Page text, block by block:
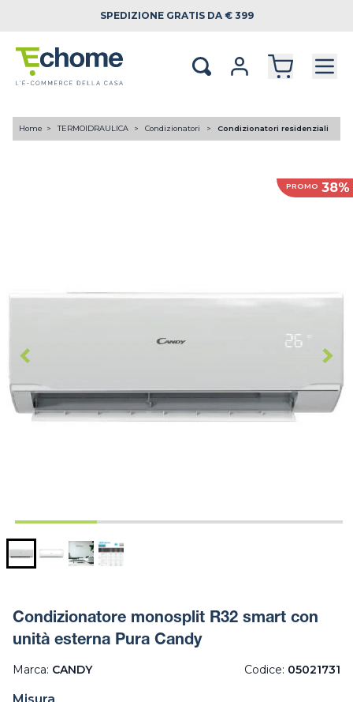
SPEDIZIONE GRATIS DA € 399
Home TERMOIDRAULICA Condizionatori Condizionatori residenziali
PROMO 38%
Condizionatore monosplit R32 smart con
unità esterna Pura Candy
Marca: CANDY Codice: 05021731